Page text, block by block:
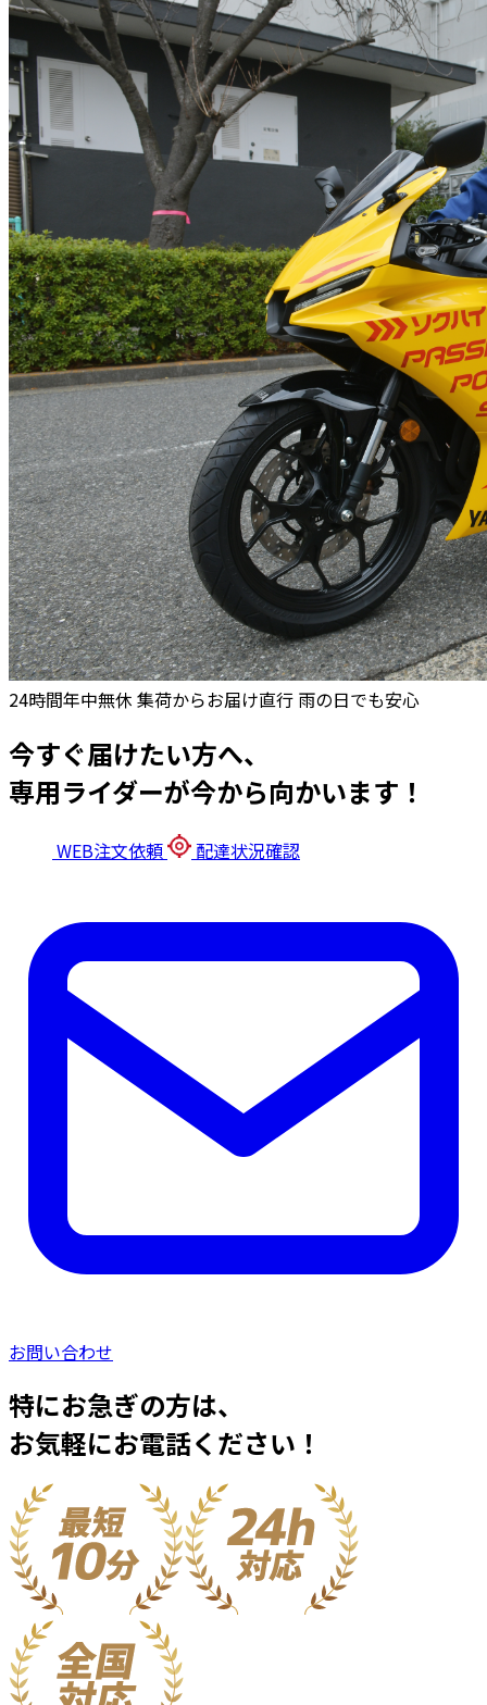
24時間年中無休 集荷からお届け直行 雨の日でも安心
今すぐ届けたい方へ、
専用ライダーが今から向かいます！
WEB注文依頼 配達状況確認
お問い合わせ
特にお急ぎの方は、
お気軽にお電話ください！